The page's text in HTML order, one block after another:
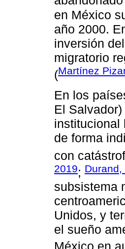
en México
año 2000.
inversión
migratorio
(Martínez
En los
El
institucional
de forma
con
2019; Durand,
subsistema
Unidos, y
el sueño